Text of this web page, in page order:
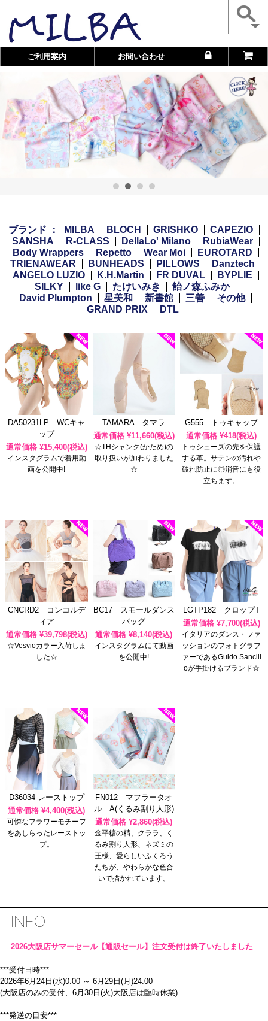
ご利用案内 お問い合わせ
ブランド ： MILBA BLOCH GRISHKO
CAPEZIO
SANSHA
R-CLASS DellaLo' Milano
RubiaWear
Body Wrappers
Repetto Wear Moi
EUROTARD
TRIENAWEAR
BUNHEADS PILLOWS
Danztech
ANGELO LUZIO
K.H.Martin FR DUVAL
BYPLIE
SILKY
like G たけいみき
飴ノ森ふみか
David Plumpton
星美和 新書館 三善
その他
GRAND PRIX
DTL
DA50231LP WCキャ
ップ
通常価格 ¥15,400(税込)
インスタグラムで着用動
画を公開中!
TAMARA タマラ
通常価格 ¥11,660(税込)
☆THシャンク(かため)の
取り扱いが加わりました
☆
G555 トゥキャップ
通常価格 ¥418(税込)
トゥシューズの先を保護
する革。サテンの汚れや
破れ防止に◎消音にも役
立ちます。
CNCRD2 コンコルデ
ィア
通常価格 ¥39,798(税込)
☆Vesvioカラー入荷しま
した☆
BC17 スモールダンス
バッグ
通常価格 ¥8,140(税込)
インスタグラムにて動画
を公開中!
LGTP182 クロップT
通常価格 ¥7,700(税込)
イタリアのダンス・ファ
ッションのフォトグラフ
ァーであるGuido Sancili
oが手掛けるブランド☆
D36034 レーストップ
通常価格 ¥4,400(税込)
可憐なフラワーモチーフ
をあしらったレーストッ
プ。
FN012 マフラータオ
ル A(くるみ割り人形)
通常価格 ¥2,860(税込)
金平糖の精、クララ、く
るみ割り人形、ネズミの
王様、愛らしいふくろう
たちが、やわらかな色合
いで描かれています。
INFO
2026大阪店サマーセール【通販セール】注文受付は終了いたしました
***受付日時***
2026年6月24日(水)0:00 ～ 6月29日(月)24:00
(大阪店のみの受付、6月30日(火)大阪店は臨時休業)
***発送の目安***